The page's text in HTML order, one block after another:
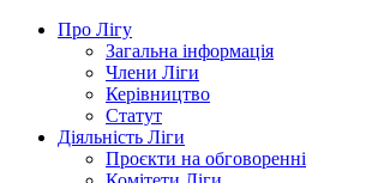
Про Лігу
Загальна інформація
Члени Ліги
Керівництво
Статут
Діяльність Ліги
Проєкти на обговоренні